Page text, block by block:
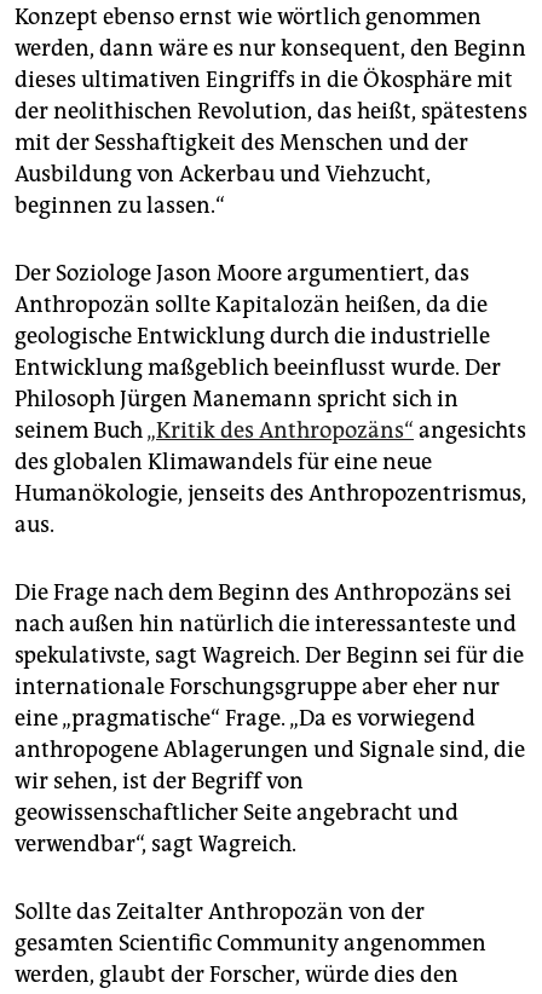
Konzept ebenso ernst wie wörtlich genommen
werden, dann wäre es nur konsequent, den Beginn
dieses ultimativen Eingriffs in die Ökosphäre mit
der neolithischen Revolution, das heißt, spätestens
mit der Sesshaftigkeit des Menschen und der
Ausbildung von Ackerbau und Viehzucht,
beginnen zu lassen.“
Der Soziologe Jason Moore argumentiert, das
Anthropozän sollte Kapitalozän heißen, da die
geologische Entwicklung durch die industrielle
Entwicklung maßgeblich beeinflusst wurde. Der
Philosoph Jürgen Manemann spricht sich in
seinem Buch„Kritik des Anthropozäns“ angesichts
des globalen Klimawandels für eine neue
Humanökologie, jenseits des Anthropozentrismus,
aus.
Die Frage nach dem Beginn des Anthropozäns sei
nach außen hin natürlich die interessanteste und
spekulativste, sagt Wagreich. Der Beginn sei für die
internationale Forschungsgruppe aber eher nur
eine „pragmatische“ Frage. „Da es vorwiegend
anthropogene Ablagerungen und Signale sind, die
wir sehen, ist der Begriff von
geowissenschaftlicher Seite angebracht und
verwendbar“, sagt Wagreich.
Sollte das Zeitalter Anthropozän von der
gesamten Scientific Community angenommen
werden, glaubt der Forscher, würde dies den